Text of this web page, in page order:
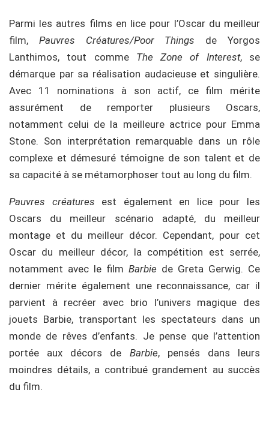
Parmi les autres films en lice pour l’Oscar du meilleur
film, Pauvres Créatures/Poor Things de Yorgos
Lanthimos, tout comme The Zone of Interest, se
démarque par sa réalisation audacieuse et singulière.
Avec 11 nominations à son actif, ce film mérite
assurément de remporter plusieurs Oscars,
notamment celui de la meilleure actrice pour Emma
Stone. Son interprétation remarquable dans un rôle
complexe et démesuré témoigne de son talent et de
sa capacité à se métamorphoser tout au long du film.
Pauvres créatures est également en lice pour les
Oscars du meilleur scénario adapté, du meilleur
montage et du meilleur décor. Cependant, pour cet
Oscar du meilleur décor, la compétition est serrée,
notamment avec le film Barbie de Greta Gerwig. Ce
dernier mérite également une reconnaissance, car il
parvient à recréer avec brio l’univers magique des
jouets Barbie, transportant les spectateurs dans un
monde de rêves d’enfants. Je pense que l’attention
portée aux décors de Barbie, pensés dans leurs
moindres détails, a contribué grandement au succès
du film.